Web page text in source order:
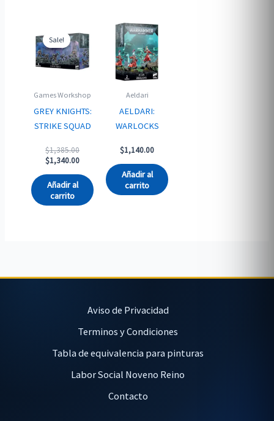
Sale!
Sale!
Games Workshop
GREY KNIGHTS:
STRIKE SQUAD
$1,385.00Original
price
$1,385.00.
$1,340.00Current
$1,340.00.
Añadir al
carrito
Aeldari
AELDARI:
WARLOCKS
$1,140.00
Añadir al
carrito
Aviso de Privacidad
Terminos y Condiciones
Tabla de equivalencia para pinturas
Labor Social Noveno Reino
Contacto